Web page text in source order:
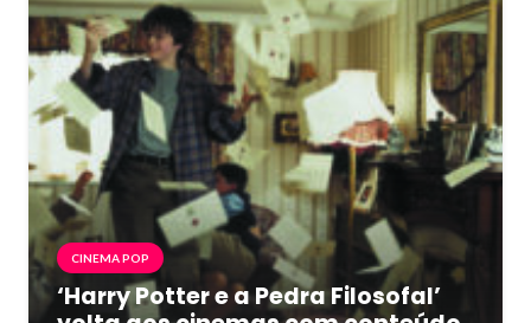
CINEMA POP
‘Harry Potter e a Pedra Filosofal’